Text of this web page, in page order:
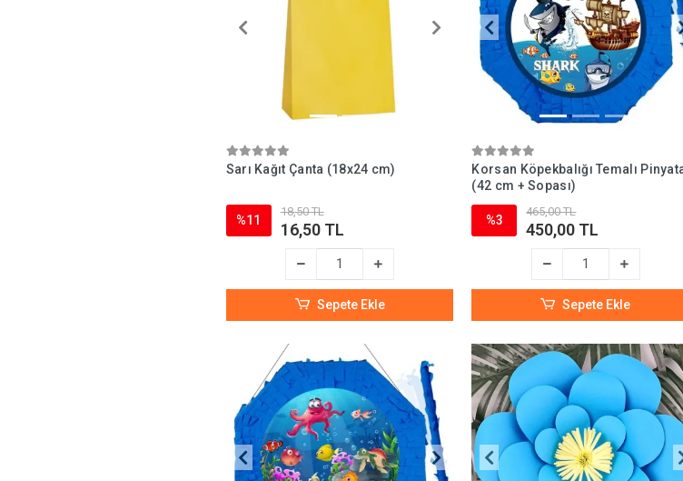
Sarı Kağıt Çanta (18x24 cm)
%11
18,50 TL
16,50 TL
Sepete Ekle
Korsan Köpekbalığı Temalı
(42 cm + Sopası)
%3
465,00 TL
450,00 TL
Sepete Ekle